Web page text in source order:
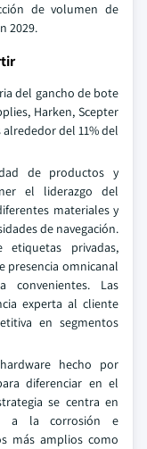
de volumen de
2029.
del gancho de bote
Harken, Scepter
del 11% del
de productos y
el liderazgo del
materiales y
de navegación.
privadas,
presencia omnicanal
Las
experta al cliente
en segmentos
hecho por
diferenciar en el
se centra en
a la corrosión e
más amplios como